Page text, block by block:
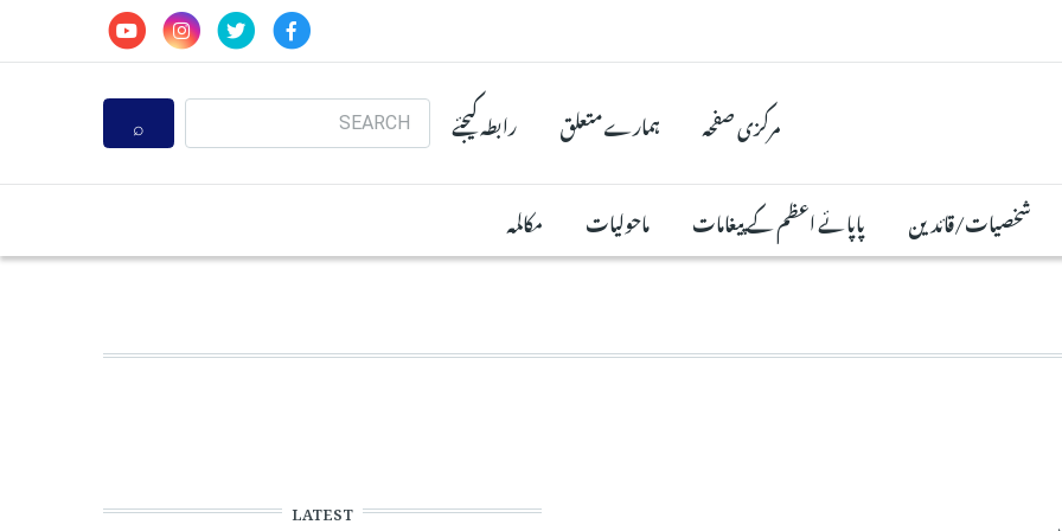
مرکزی صفحہ ہمارے متعلق رابطہ کیجئے
Search
شخصیات/قائدین پاپائے اعظم کے پیغامات ماحولیات مکالمہ
LATEST